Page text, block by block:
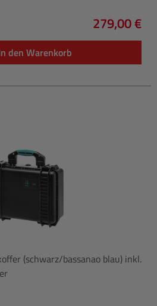
Regulärer
279,00 €
den Warenkorb
(schwarz/bassanao blau) inkl.